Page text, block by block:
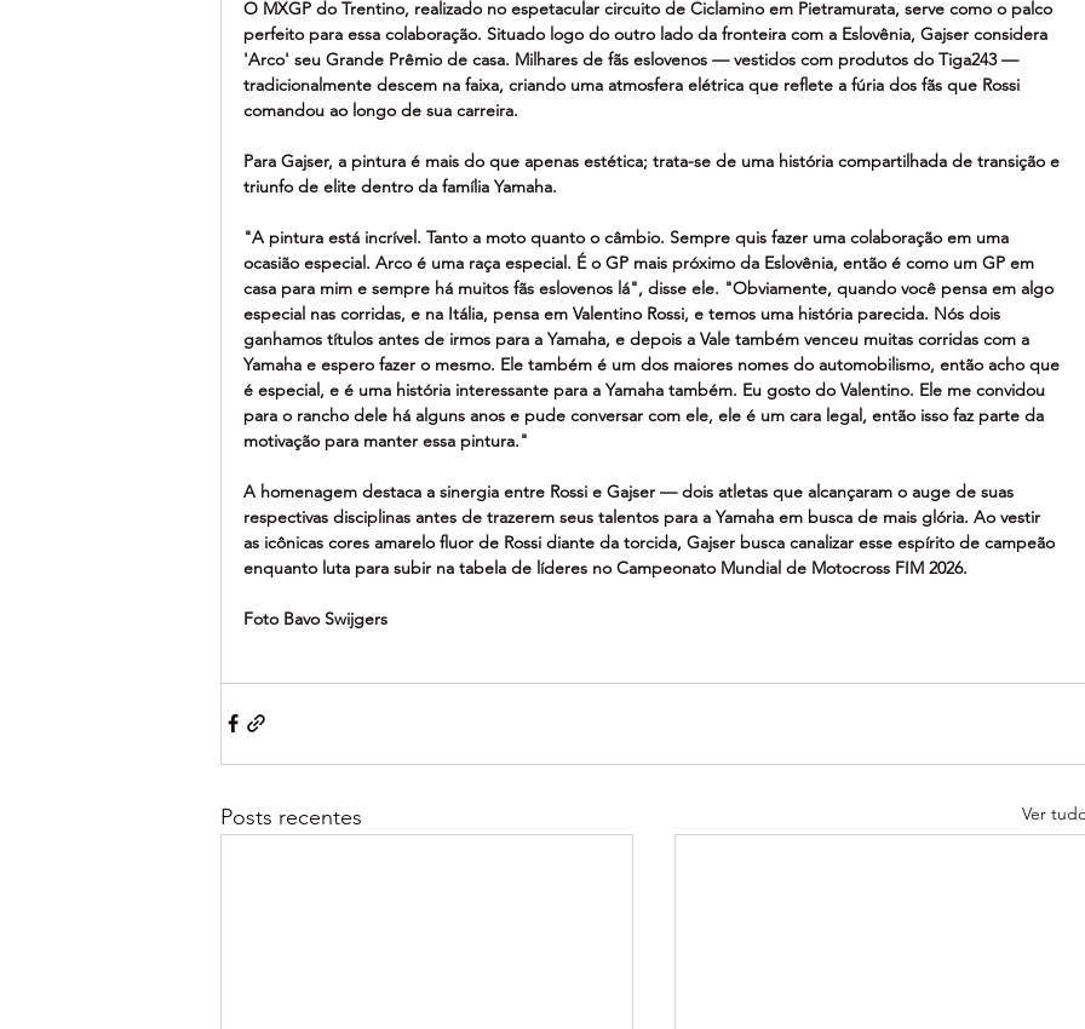
O MXGP do Trentino, realizado no espetacular circuito de Ciclamino em Pietramurata, serve como o palco
perfeito para essa colaboração. Situado logo do outro lado da fronteira com a Eslovênia, Gajser considera
'Arco' seu Grande Prêmio de casa. Milhares de fãs eslovenos — vestidos com produtos do Tiga243 —
tradicionalmente descem na faixa, criando uma atmosfera elétrica que reflete a fúria dos fãs que Rossi
comandou ao longo de sua carreira.
Para Gajser, a pintura é mais do que apenas estética; trata-se de uma história compartilhada de transição e
triunfo de elite dentro da família Yamaha.
"A pintura está incrível. Tanto a moto quanto o câmbio. Sempre quis fazer uma colaboração em uma
ocasião especial. Arco é uma raça especial. É o GP mais próximo da Eslovênia, então é como um GP em
casa para mim e sempre há muitos fãs eslovenos lá", disse ele. "Obviamente, quando você pensa em algo
especial nas corridas, e na Itália, pensa em Valentino Rossi, e temos uma história parecida. Nós dois
ganhamos títulos antes de irmos para a Yamaha, e depois a Vale também venceu muitas corridas com a
Yamaha e espero fazer o mesmo. Ele também é um dos maiores nomes do automobilismo, então acho que
é especial, e é uma história interessante para a Yamaha também. Eu gosto do Valentino. Ele me convidou
para o rancho dele há alguns anos e pude conversar com ele, ele é um cara legal, então isso faz parte da
motivação para manter essa pintura."
A homenagem destaca a sinergia entre Rossi e Gajser — dois atletas que alcançaram o auge de suas
respectivas disciplinas antes de trazerem seus talentos para a Yamaha em busca de mais glória. Ao vestir
as icônicas cores amarelo fluor de Rossi diante da torcida, Gajser busca canalizar esse espírito de campeão
enquanto luta para subir na tabela de líderes no Campeonato Mundial de Motocross FIM 2026.
Foto Bavo Swijgers
Posts recentes Ver